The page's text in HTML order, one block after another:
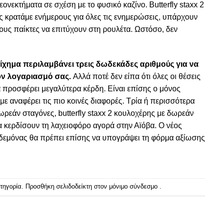
σε σχέση με το φυσικό καζίνο. Butterfly staxx 2
ενήμερους για όλες τις ενημερώσεις, υπάρχουν
παίκτες να επιτύχουν στη ρουλέτα. Ωστόσο, δεν
περιλαμβάνει τρεις δωδεκάδες αριθμούς για να
λογαριασμό σας. Αλλά ποτέ δεν είπα ότι όλες οι θέσεις
προσφέρει μεγαλύτερα κέρδη. Είναι επίσης ο μόνος
αναφέρει τις πιο κοινές διαφορές. Τρία ή περισσότερα
σταγόνες, butterfly staxx 2 κουλοχέρης με δωρεάν
κερδίσουν τη λαχειοφόρο αγορά στην Αϊόβα. Ο νέος
θα πρέπει επίσης να υπογράψει τη φόρμα αξίωσης
Προσθήκη σελιδοδείκτη στον μόνιμο σύνδεσμο .